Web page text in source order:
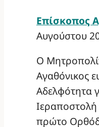
Επίσκοπος
Αυγούστου
Ο
Αγαθόνικος
Αδελφότητα
Ιεραποστολή
πρώτο